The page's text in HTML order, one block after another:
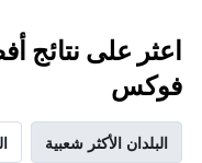
اعثر على نتائج
فوكس
البلدان الأكثر شعبية